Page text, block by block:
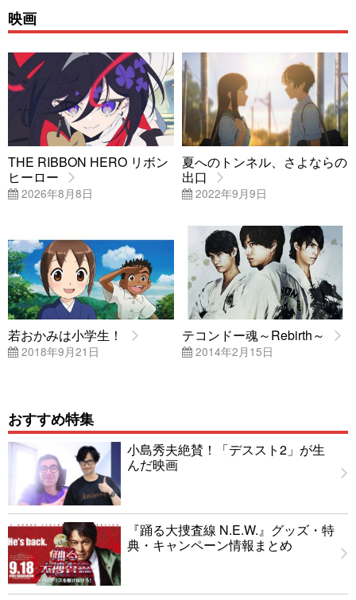
映画
THE RIBBON HERO リボン
ヒーロー
2026年8月8日
夏へのトンネル、さよならの
出口
2022年9月9日
若おかみは小学生！
2018年9月21日
テコンドー魂～Rebirth～
2014年2月15日
おすすめ特集
小島秀夫絶賛！「デススト2」が生
んだ映画
『踊る大捜査線 N.E.W.』グッズ・特
典・キャンペーン情報まとめ